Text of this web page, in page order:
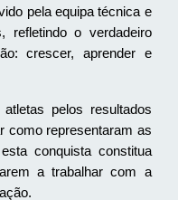
pela equipa técnica e
refletindo o verdadeiro
crescer, aprender e
pelos resultados
como representaram as
conquista constitua
a trabalhar com a